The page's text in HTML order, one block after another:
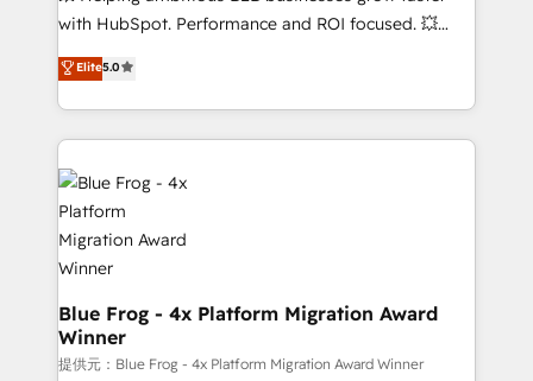
pipeline growth programs • Sales enablement tools
customer journey mapping 🏅 Elite-Level HubSpot
startups to global brands
with HubSpot. Performance and ROI focused. 💥
BBD Boom is the HubSpot partner that can help you
to HubSpot Better. We work with your teams to
solve all your HubSpot challenges and improve user
adoption, sales process and marketing results.
Services 📚 Onboarding your team to HubSpot for
the first time 🔧 Designing and optimising your
HubSpot set-up for better results 🌐 Website design
and build using HubSpot 🔌 Integrating HubSpot
with other systems 🎓 Training your teams to be
HubSpot pros 📊 Lead generation services using
HubSpot Why us? - SIX HubSpot Accreditations -
awarded by HubSpot after a rigorous process for
Elite5.0
Blue Frog - 4x Platform Migration Award
Winner
提供元：Blue Frog - 4x Platform Migration Award Winner